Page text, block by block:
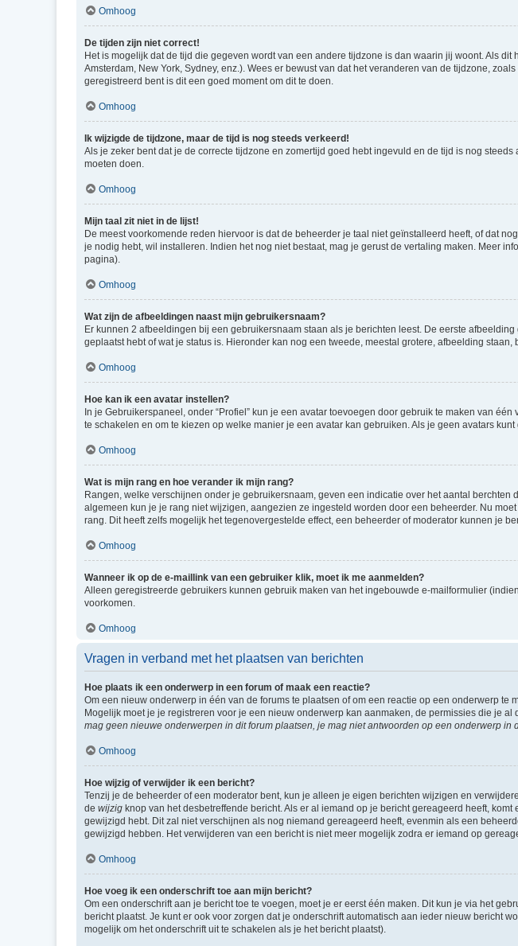
Omhoog
De tijden zijn niet correct!
Het is mogelijk dat de tijd die gegeven wordt van een andere tijdzone is dan waarin jij woont. Als
Amsterdam, New York, Sydney, enz.). Wees er bewust van dat het veranderen van de tijdzone,
geregistreerd bent is dit een goed moment om dit te doen.
Omhoog
Ik wijzigde de tijdzone, maar de tijd is nog steeds verkeerd!
Als je zeker bent dat je de correcte tijdzone en zomertijd goed hebt ingevuld en de tijd is nog
moeten doen.
Omhoog
Mijn taal zit niet in de lijst!
De meest voorkomende reden hiervoor is dat de beheerder je taal niet geïnstalleerd heeft, of dat
je nodig hebt, wil installeren. Indien het nog niet bestaat, mag je gerust de vertaling maken. Meer
pagina).
Omhoog
Wat zijn de afbeeldingen naast mijn gebruikersnaam?
Er kunnen 2 afbeeldingen bij een gebruikersnaam staan als je berichten leest. De eerste
geplaatst hebt of wat je status is. Hieronder kan nog een tweede, meestal grotere, afbeelding
Omhoog
Hoe kan ik een avatar instellen?
In je Gebruikerspaneel, onder “Profiel” kun je een avatar toevoegen door gebruik te maken van
te schakelen en om te kiezen op welke manier je een avatar kan gebruiken. Als je geen avatars
Omhoog
Wat is mijn rang en hoe verander ik mijn rang?
Rangen, welke verschijnen onder je gebruikersnaam, geven een indicatie over het aantal
algemeen kun je je rang niet wijzigen, aangezien ze ingesteld worden door een beheerder. Nu
rang. Dit heeft zelfs mogelijk het tegenovergestelde effect, een beheerder of moderator kunnen je
Omhoog
Wanneer ik op de e-maillink van een gebruiker klik, moet ik me aanmelden?
Alleen geregistreerde gebruikers kunnen gebruik maken van het ingebouwde e-mailformulier
voorkomen.
Omhoog
Vragen in verband met het plaatsen van berichten
Hoe plaats ik een onderwerp in een forum of maak een reactie?
Om een nieuw onderwerp in één van de forums te plaatsen of om een reactie op een onderwerp
Mogelijk moet je je registreren voor je een nieuw onderwerp kan aanmaken, de permissies die je
mag geen nieuwe onderwerpen in dit forum plaatsen, je mag niet antwoorden op een onderwerp in
Omhoog
Hoe wijzig of verwijder ik een bericht?
Tenzij je de beheerder of een moderator bent, kun je alleen je eigen berichten wijzigen en
de wijzig knop van het desbetreffende bericht. Als er al iemand op je bericht gereageerd heeft,
gewijzigd hebt. Dit zal niet verschijnen als nog niemand gereageerd heeft, evenmin als een
gewijzigd hebben. Het verwijderen van een bericht is niet meer mogelijk zodra er iemand op
Omhoog
Hoe voeg ik een onderschrift toe aan mijn bericht?
Om een onderschrift aan je bericht toe te voegen, moet je er eerst één maken. Dit kun je via het
bericht plaatst. Je kunt er ook voor zorgen dat je onderschrift automatisch aan ieder nieuw bericht
mogelijk om het onderschrift uit te schakelen als je het bericht plaatst).